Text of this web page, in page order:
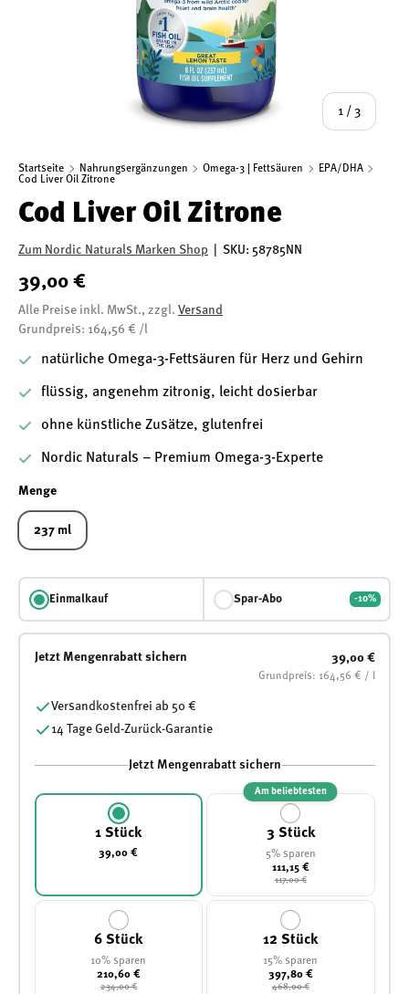
1 / von
3
Startseite Nahrungsergänzungen Omega-3 | Fettsäuren
EPA/DHA
Cod Liver Oil Zitrone
Cod Liver Oil Zitrone
Zum Nordic Naturals Marken Shop SKU: 58785NN
39,00 €
Alle Preise inkl. MwSt., zzgl. Versand
Grundpreis: 164,56 € /l
natürliche Omega-3-Fettsäuren für Herz und Gehirn
flüssig, angenehm zitronig, leicht dosierbar
ohne künstliche Zusätze, glutenfrei
Nordic Naturals – Premium Omega-3-Experte
Menge
237 ml
Einmalkauf Spar-Abo -10%
Jetzt Mengenrabatt sichern 39,00 €
Grundpreis: 164,56 € / l
Versandkostenfrei ab 50 €
14 Tage Geld-Zurück-Garantie
Jetzt Mengenrabatt sichern
1 Stück
39,00 €
3 Stück
5% sparen
Am beliebtesten
111,15 €
117,00 €
6 Stück
10% sparen
210,60 €
234,00 €
12 Stück
15% sparen
397,80 €
468,00 €